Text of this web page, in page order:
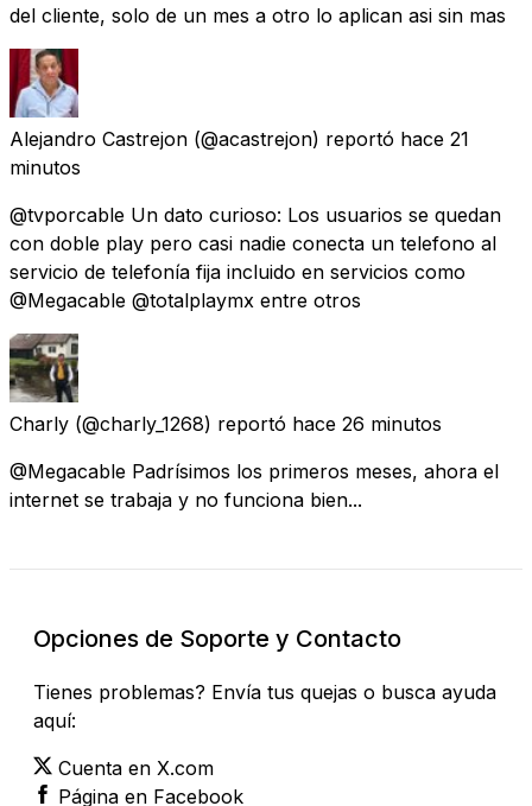
del cliente, solo de un mes a otro lo aplican asi sin mas
Alejandro Castrejon (@acastrejon) reportó hace 21
minutos
@tvporcable Un dato curioso: Los usuarios se quedan
con doble play pero casi nadie conecta un telefono al
servicio de telefonía fija incluido en servicios como
@Megacable @totalplaymx entre otros
Charly (@charly_1268) reportó hace 26 minutos
@Megacable Padrísimos los primeros meses, ahora el
internet se trabaja y no funciona bien...
Opciones de Soporte y Contacto
Tienes problemas? Envía tus quejas o busca ayuda
aquí:
Cuenta en X.com
Página en Facebook